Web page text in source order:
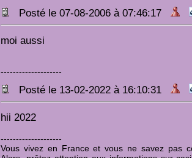
Posté le 07-08-2006 à 07:46:17
moi aussi
--------------------
Posté le 13-02-2022 à 16:10:31
hii 2022
--------------------
Vous vivez en France et vous ne savez pas